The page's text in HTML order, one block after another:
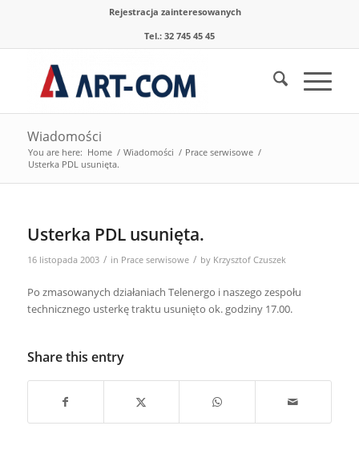
Rejestracja zainteresowanych
Tel.: 32 745 45 45
Wiadomości
You are here: Home / Wiadomości / Prace serwisowe /
Usterka PDL usunięta.
Usterka PDL usunięta.
16 listopada 2003 / in Prace serwisowe / by Krzysztof Czuszek
Po zmasowanych działaniach Telenergo i naszego zespołu
technicznego usterkę traktu usunięto ok. godziny 17.00.
Share this entry